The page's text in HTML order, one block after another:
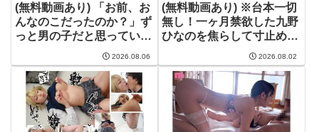
(無料動画あり) 「お前、お
んなのこだったのか？」ず
っと男の子だと思っていた
のに、実は女の子だと知っ
てムラムラが止まらなくな
ってしまった僕。 梓ヒカ
リ | 梓ヒカリ | atid00680
2026.08.06
(無料動画あり) ※台本一切
無し！一ヶ月禁欲した九野
ひなのを焦らして寸止めを
繰り返し極限まで感度を高
めた後のケダモノ大乱交 |
九野ひなの | mida00378
2026.08.02